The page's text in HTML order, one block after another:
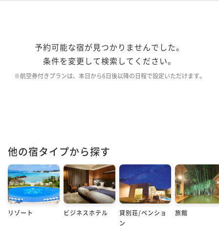
予約可能な宿が見つかりませんでした。
条件を変更して検索してください。
※航空券付きプランは、本日から6日後以降の日程で設定いただけます。
他の宿タイプから探す
リゾート ビジネスホテル
貸別荘/ペンショ
ン
旅館